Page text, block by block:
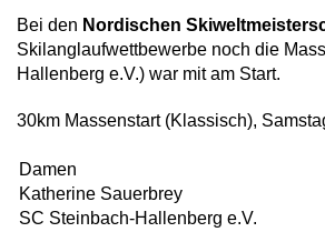
Bei den Nordischen
Skilanglaufwettbewerbe noch die
Hallenberg e.V.) war mit am Start.
30km Massenstart (Klassisch),
Damen
Katherine Sauerbrey
SC Steinbach-Hallenberg e.V.